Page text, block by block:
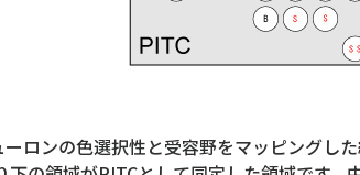
ロンの色選択性と受容野をマッピングし